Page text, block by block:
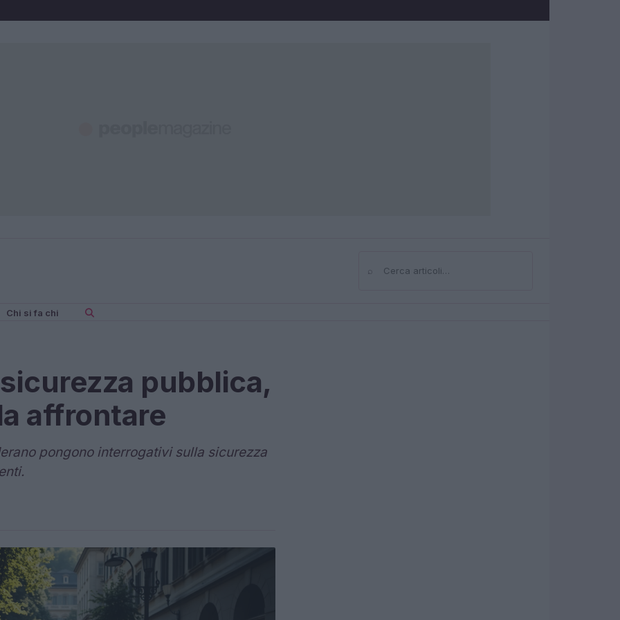
⌕Cerca
Chi si fa chi
pubblica,
affrontare
pongono interrogativi sulla sicurezza